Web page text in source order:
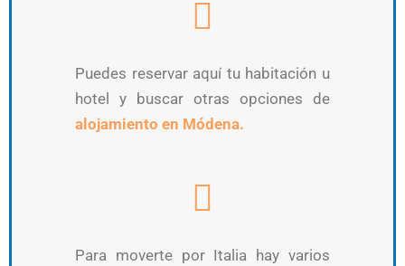
Puedes reservar aquí tu habitación u
hotel y buscar otras opciones de
alojamiento en Módena.
Para moverte por Italia hay varios